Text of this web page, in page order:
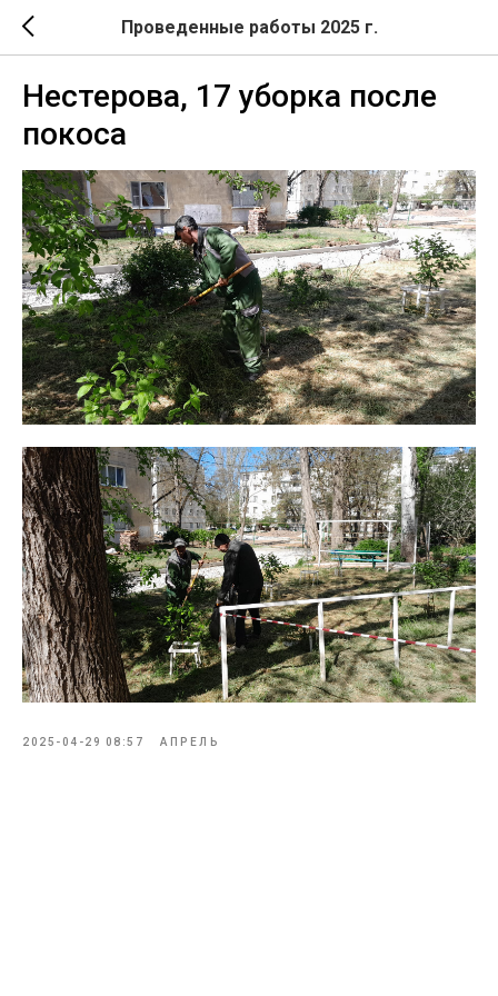
Проведенные работы 2025 г.
Нестерова, 17 уборка после
покоса
2025-04-29 08:57 АПРЕЛЬ